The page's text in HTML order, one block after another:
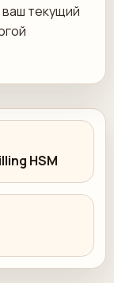
текущий
HSM